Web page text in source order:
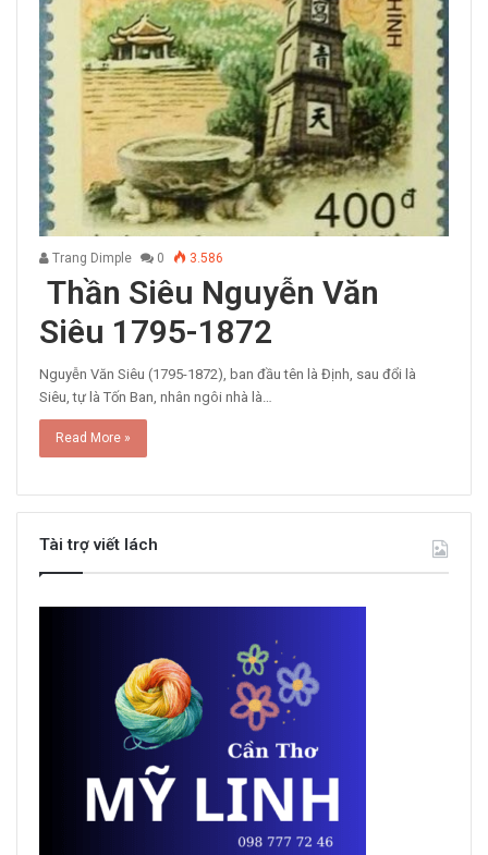
Trang Dimple 0 3.586
Thần Siêu Nguyễn Văn
Siêu 1795-1872
Nguyễn Văn Siêu (1795-1872), ban đầu tên là Định, sau đổi là
Siêu, tự là Tốn Ban, nhân ngôi nhà là…
Read More »
Tài trợ viết lách